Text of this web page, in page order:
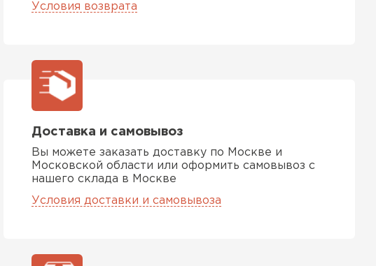
Условия возврата
Доставка и самовывоз
Вы можете заказать доставку по Москве и
Московской области или оформить самовывоз с
нашего склада в Москве
Условия доставки и самовывоза
Софиты